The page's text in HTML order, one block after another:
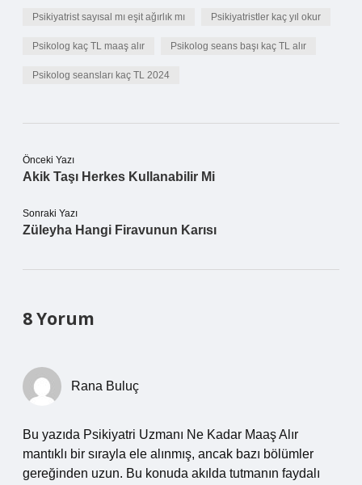
Psikiyatrist sayısal mı eşit ağırlık mı Psikiyatristler kaç yıl okur
Psikolog kaç TL maaş alır Psikolog seans başı kaç TL alır
Psikolog seansları kaç TL 2024
Önceki Yazı
Akik Taşı Herkes Kullanabilir Mi
Sonraki Yazı
Züleyha Hangi Firavunun Karısı
8 Yorum
Rana Buluç
Bu yazıda Psikiyatri Uzmanı Ne Kadar Maaş Alır
mantıklı bir sırayla ele alınmış, ancak bazı bölümler
gereğinden uzun. Bu konuda akılda tutmanın faydalı